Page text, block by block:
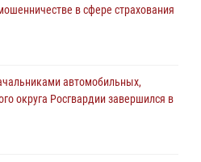
в сфере страхования
автомобильных,
округа Росгвардии завершился в